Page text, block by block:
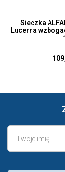
Sieczka
Lucerna